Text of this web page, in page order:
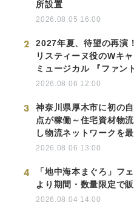
所設置
2026.08.05 16:00
2
2027年夏、待望の再演
リスティーヌ役のWキ
ミュージカル 『ファン
2026.08.06 12:00
3
神奈川県厚木市に初の
点が稼働～住宅資材物
し物流ネットワークを
2026.08.06 13:00
4
「地中海本まぐろ」フ
より期間・数量限定で
2026.08.04 14:00